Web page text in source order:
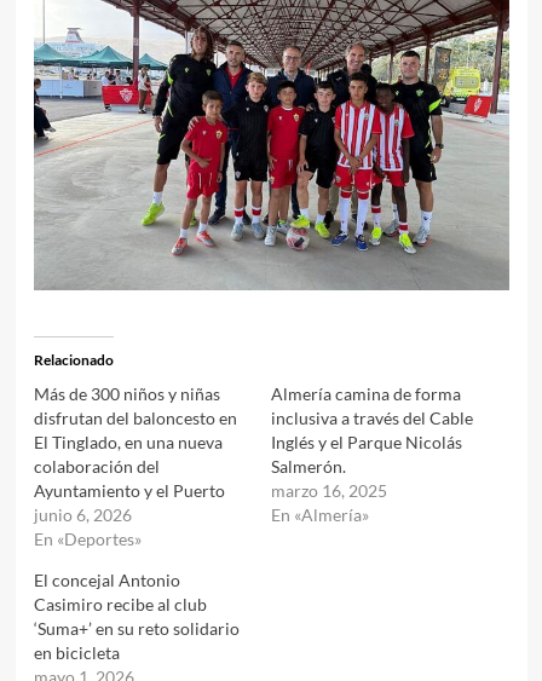
Relacionado
Más de 300 niños y niñas
disfrutan del baloncesto en
El Tinglado, en una nueva
colaboración del
Ayuntamiento y el Puerto
junio 6, 2026
En «Deportes»
Almería camina de forma
inclusiva a través del Cable
Inglés y el Parque Nicolás
Salmerón.
marzo 16, 2025
En «Almería»
El concejal Antonio
Casimiro recibe al club
‘Suma+’ en su reto solidario
en bicicleta